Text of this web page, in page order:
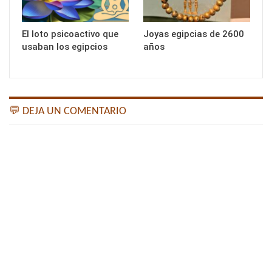
El loto psicoactivo que
usaban los egipcios
Joyas egipcias de 2600
años
💬 DEJA UN COMENTARIO